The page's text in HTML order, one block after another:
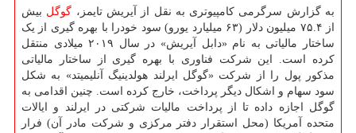
به گزارش سرگرمی کامپیوتری به نقل از آیریش تایمز، گوگل بیش
از ۷۵.۴ میلیون دلار (۶۳ میلیارد یورو) سود خودرا با بهره گیری از یک
ساختار مالیاتی به نام «دابل آیریش» در سال ۲۰۱۹ میلادی منتقل
کرده است. این شرکت فناوری با بهره گیری از ساختار مالیاتی
مذکور پول را از شرکت «گوگل ایرلند هولدینیگ آنلیمیتد» به شکل
سود سهام و اشکال دیگر پرداخت، خارج کرده است. چنین اقدامی به
گوگل اجازه داده تا از پرداخت مالیات شرکتی در ایرلند و ایالات
متحده آمریکا (محل استقرار دفتر مرکزی و شرکت مادر آن) فرار